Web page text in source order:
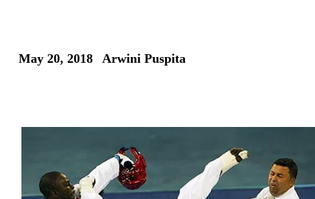
May 20, 2018 Arwini Puspita